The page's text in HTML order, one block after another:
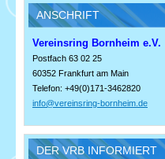
ANSCHRIFT
Vereinsring Bornheim e.V.
Postfach 63 02 25
60352 Frankfurt am Main
Telefon: +49(0)171-3462820
info@vereinsring-bornheim.de
DER VRB INFORMIERT